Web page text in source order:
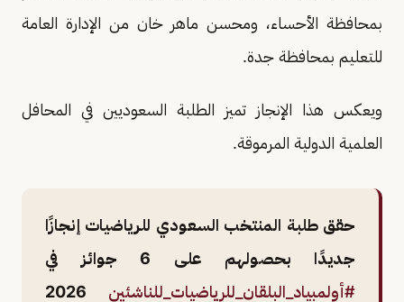
بمحافظة الأحساء، ومحسن ماهر خان من الإدارة العامة
للتعليم بمحافظة جدة.
ويعكس هذا الإنجاز تميز الطلبة السعوديين في المحافل
العلمية الدولية المرموقة.
حقق طلبة المنتخب السعودي للرياضيات إنجازًا
جديدًا بحصولهم على 6 جوائز في
#أولمبياد_البلقان_للرياضيات_للناشئين
2026